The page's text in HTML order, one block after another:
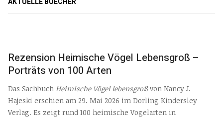
Rezension Heimische Vögel Lebensgroß –
Porträts von 100 Arten
Das Sachbuch Heimische Vögel lebensgroßvon Nancy J.
Hajeski erschien am 29. Mai 2026 im Dorling Kindersley
Verlag. Es zeigt rund 100 heimische Vogelarten in